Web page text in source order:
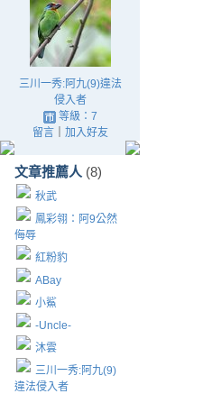
三川一秀:阿九(9)違法
侵入者
等級：7
留言｜ 加入好友
文章推薦人 (8)
秋武
鳳彩翎：阿9公然
侮辱
紅粉豹
ABay
小鯊
-Uncle-
沐雲
三川一秀:阿九(9)
違法侵入者